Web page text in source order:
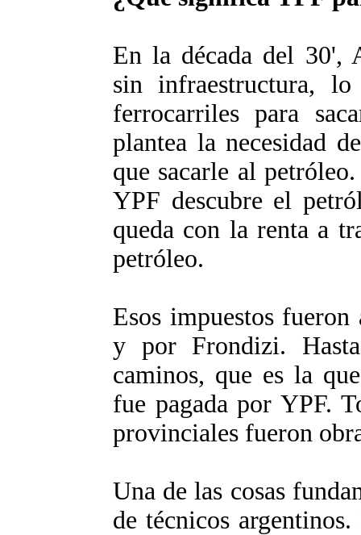
En la década del 30',
sin infraestructura,
ferrocarriles para
plantea la necesidad
que sacarle al
YPF descubre el
queda con la renta a
petróleo.
Esos impuestos
y por Frondizi.
caminos, que es la
fue pagada por YPF.
provinciales fueron
Una de las cosas
de técnicos